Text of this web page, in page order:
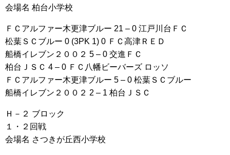
会場名 柏台小学校
ＦＣアルファー木更津ブルー 21 – 0 江戸川台ＦＣ
松葉ＳＣブルー 0 (3PK 1) 0 ＦＣ高津ＲＥＤ
船橋イレブン２００２ 5 – 0 交進ＦＣ
柏台ＪＳＣ 4 – 0 ＦＣ八幡ビーバーズ ロッソ
ＦＣアルファー木更津ブルー 5 – 0 松葉ＳＣブルー
船橋イレブン２００２ 2 – 1 柏台ＪＳＣ
Ｈ－２ ブロック
１・２回戦
会場名 さつきが丘西小学校